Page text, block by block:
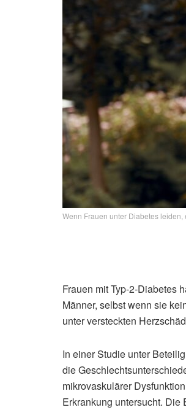
Wenn Frauen unter Diabetes
Frauen mit Typ-2-Diabetes
Männer, selbst wenn sie
unter versteckten
In einer Studie unter
die
mikrovaskulärer
Erkrankung untersucht. Die